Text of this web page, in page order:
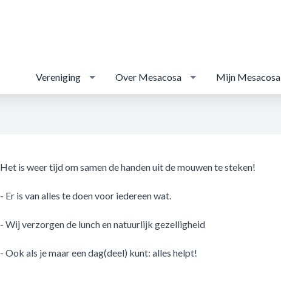
Vereniging Over Mesacosa Mijn Mesacosa
Het is weer tijd om samen de handen uit de mouwen te steken!
- Er is van alles te doen voor iedereen wat.
- Wij verzorgen de lunch en natuurlijk gezelligheid
- Ook als je maar een dag(deel) kunt: alles helpt!